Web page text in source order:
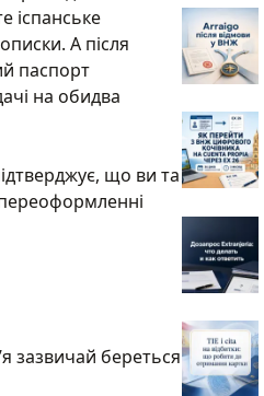
іспанське
А після
паспорт
на обидва
що ви та
зазвичай береться